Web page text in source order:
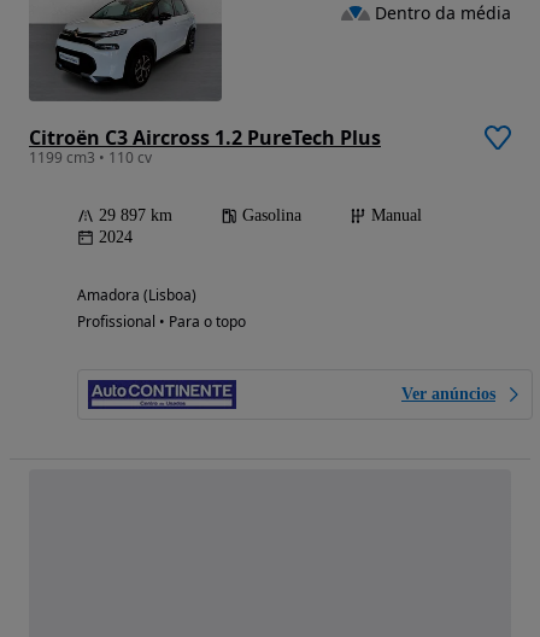
Citroën C3 Aircross 1.2 PureTech Plus
1199 cm3 • 110 cv
29 897 km Gasolina
Manual
2024
Amadora (Lisboa)
Profissional • Para o topo
Ver anúncios
Dentro da média